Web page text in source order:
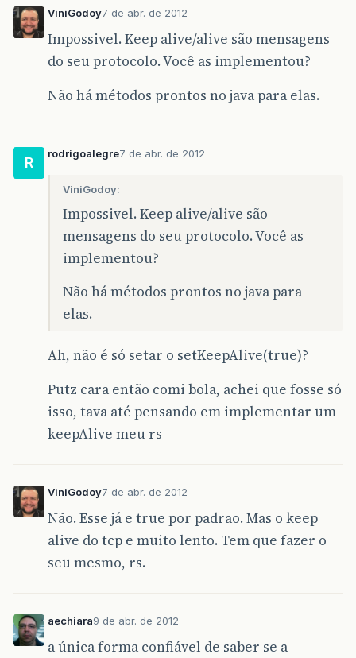
ViniGodoy7 de abr. de 2012
Impossivel. Keep alive/alive são mensagens
do seu protocolo. Você as implementou?
Não há métodos prontos no java para elas.
R
rodrigoalegre7 de abr. de 2012
ViniGodoy:
Impossivel. Keep alive/alive são
mensagens do seu protocolo. Você as
implementou?
Não há métodos prontos no java para
elas.
Ah, não é só setar o setKeepAlive(true)?
Putz cara então comi bola, achei que fosse só
isso, tava até pensando em implementar um
keepAlive meu rs
ViniGodoy7 de abr. de 2012
Não. Esse já e true por padrao. Mas o keep
alive do tcp e muito lento. Tem que fazer o
seu mesmo, rs.
aechiara9 de abr. de 2012
a única forma confiável de saber se a